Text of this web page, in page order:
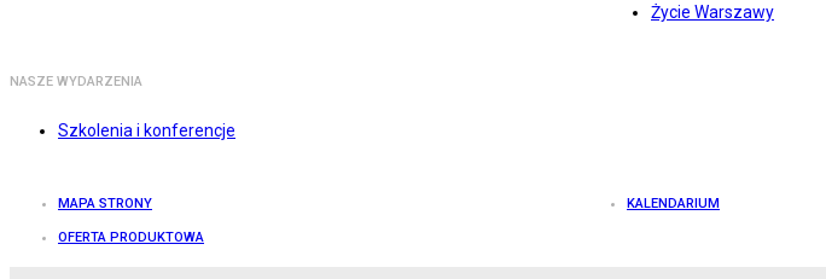
Życie Warszawy
NASZE WYDARZENIA
Szkolenia i konferencje
MAPA STRONY KALENDARIUM
OFERTA PRODUKTOWA